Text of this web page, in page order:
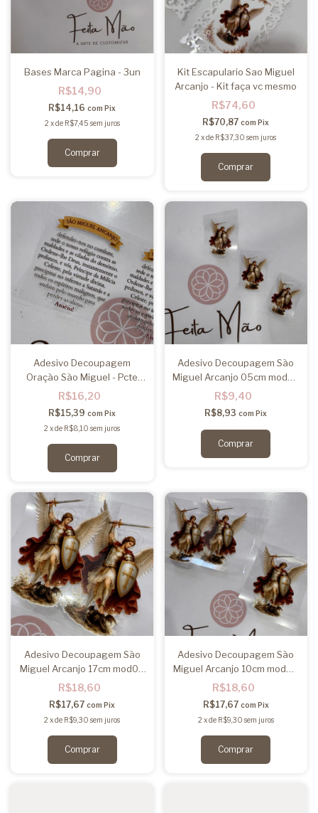
Bases Marca Pagina - 3un
R$14,90
R$14,16com Pix
2 xde R$7,45 sem juros
Kit Escapulario Sao Miguel
Arcanjo - Kit faça vc mesmo
R$74,60
R$70,87com Pix
2 xde R$37,30 sem juros
Adesivo Decoupagem
Oração São Miguel - Pcte
3UN
R$16,20
R$15,39com Pix
2 xde R$8,10 sem juros
Adesivo Decoupagem São
Miguel Arcanjo 05cm mod03
- Pcte 3u
R$9,40
R$8,93com Pix
Adesivo Decoupagem São
Miguel Arcanjo 17cm mod03
- Pcte 2u
R$18,60
R$17,67com Pix
2 xde R$9,30 sem juros
Adesivo Decoupagem São
Miguel Arcanjo 10cm mod03
- Pcte 3u
R$18,60
R$17,67 com Pix
2 xde R$9,30 sem juros